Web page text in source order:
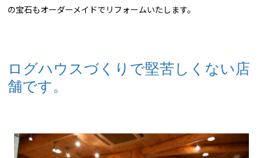
の宝石もオーダーメイドでリフォームいたします。
ログハウスづくりで堅苦しくない店
舗です。